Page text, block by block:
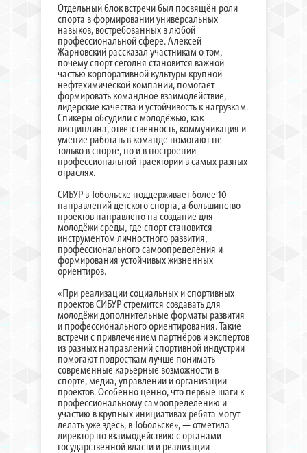
Отдельный блок встречи был посвящён роли
спорта в формировании универсальных
навыков, востребованных в любой
профессиональной сфере. Алексей
Жарновский рассказал участникам о том,
почему спорт сегодня становится важной
частью корпоративной культуры крупной
нефтехимической компании, помогает
формировать командное взаимодействие,
лидерские качества и устойчивость к нагрузкам.
Спикеры обсудили с молодёжью, как
дисциплина, ответственность, коммуникация и
умение работать в команде помогают не
только в спорте, но и в построении
профессиональной траектории в самых разных
отраслях.
СИБУР в Тобольске поддерживает более 10
направлений детского спорта, а большинство
проектов направлено на создание для
молодёжи среды, где спорт становится
инструментом личностного развития,
профессионального самоопределения и
формирования устойчивых жизненных
ориентиров.
«При реализации социальных и спортивных
проектов СИБУР стремится создавать для
молодёжи дополнительные форматы развития
и профессионального ориентирования. Такие
встречи с привлечением партнёров и экспертов
из разных направлений спортивной индустрии
помогают подросткам лучше понимать
современные карьерные возможности в
спорте, медиа, управлении и организации
проектов. Особенно ценно, что первые шаги к
профессиональному самоопределению и
участию в крупных инициативах ребята могут
делать уже здесь, в Тобольске», — отметила
директор по взаимодействию с органами
государственной власти и реализации